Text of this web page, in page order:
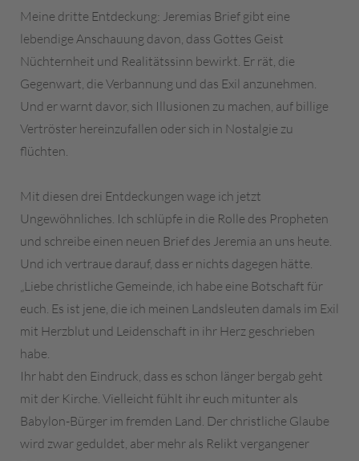
Meine dritte Entdeckung: Jeremias Brief gibt eine
lebendige Anschauung davon, dass Gottes Geist
Nüchternheit und Realitätssinn bewirkt. Er rät, die
Gegenwart, die Verbannung und das Exil anzunehmen.
Und er warnt davor, sich Illusionen zu machen, auf billige
Vertröster hereinzufallen oder sich in Nostalgie zu
flüchten.
Mit diesen drei Entdeckungen wage ich jetzt
Ungewöhnliches. Ich schlüpfe in die Rolle des Propheten
und schreibe einen neuen Brief des Jeremia an uns heute.
Und ich vertraue darauf, dass er nichts dagegen hätte.
„Liebe christliche Gemeinde, ich habe eine Botschaft für
euch. Es ist jene, die ich meinen Landsleuten damals im Exil
mit Herzblut und Leidenschaft in ihr Herz geschrieben
habe.
Ihr habt den Eindruck, dass es schon länger bergab geht
mit der Kirche. Vielleicht fühlt ihr euch mitunter als
Babylon-Bürger im fremden Land. Der christliche Glaube
wird zwar geduldet, aber mehr als Relikt vergangener